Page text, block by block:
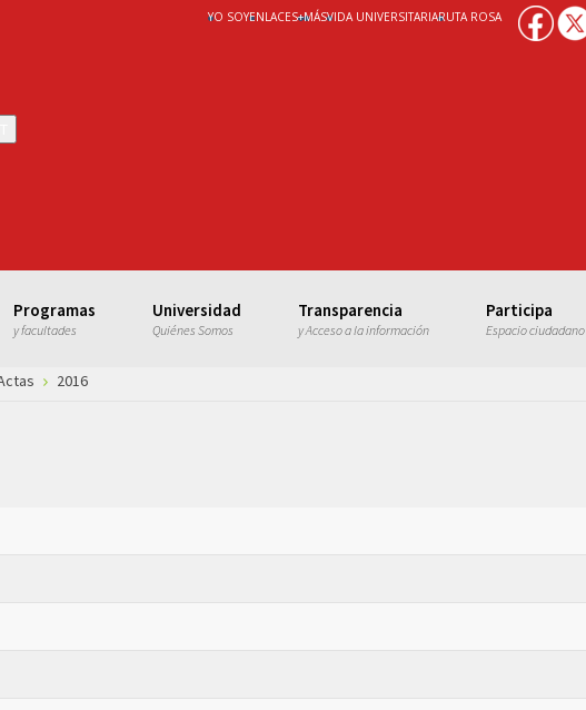
YO SOYENLACES+MÁSVIDA UNIVERSITARIARUTA ROSA
Programas
y facultades
Universidad
Quiénes Somos
Transparencia
y Acceso a la información
Participa
Espacio ciudadano
2016